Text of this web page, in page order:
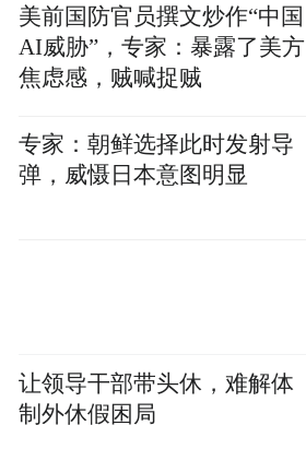
美前国防官员撰文炒作“中国
AI威胁”，专家：暴露了美方
焦虑感，贼喊捉贼
专家：朝鲜选择此时发射导
弹，威慑日本意图明显
让领导干部带头休，难解体
制外休假困局